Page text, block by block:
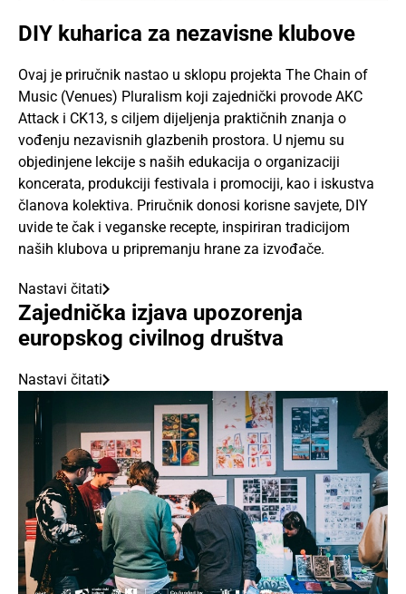
DIY kuharica za nezavisne klubove
Ovaj je priručnik nastao u sklopu projekta The Chain of
Music (Venues) Pluralism koji zajednički provode AKC
Attack i CK13, s ciljem dijeljenja praktičnih znanja o
vođenju nezavisnih glazbenih prostora. U njemu su
objedinjene lekcije s naših edukacija o organizaciji
koncerata, produkciji festivala i promociji, kao i iskustva
članova kolektiva. Priručnik donosi korisne savjete, DIY
uvide te čak i veganske recepte, inspiriran tradicijom
naših klubova u pripremanju hrane za izvođače.
Nastavi čitati
Zajednička izjava upozorenja
europskog civilnog društva
Nastavi čitati